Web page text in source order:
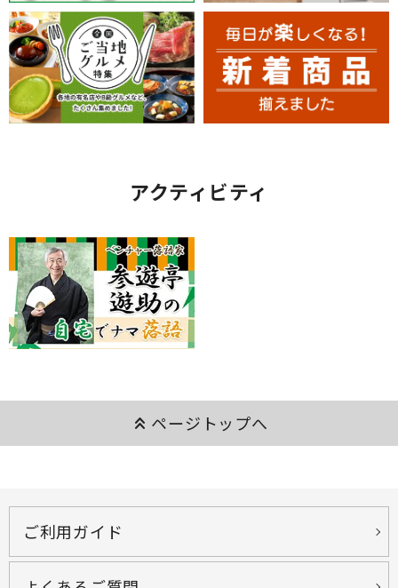
アクティビティ
keyboard_double_arrow_up ページトップへ
ご利用ガイド